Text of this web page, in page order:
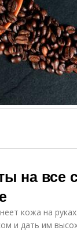
на все
кожа на
и дать им